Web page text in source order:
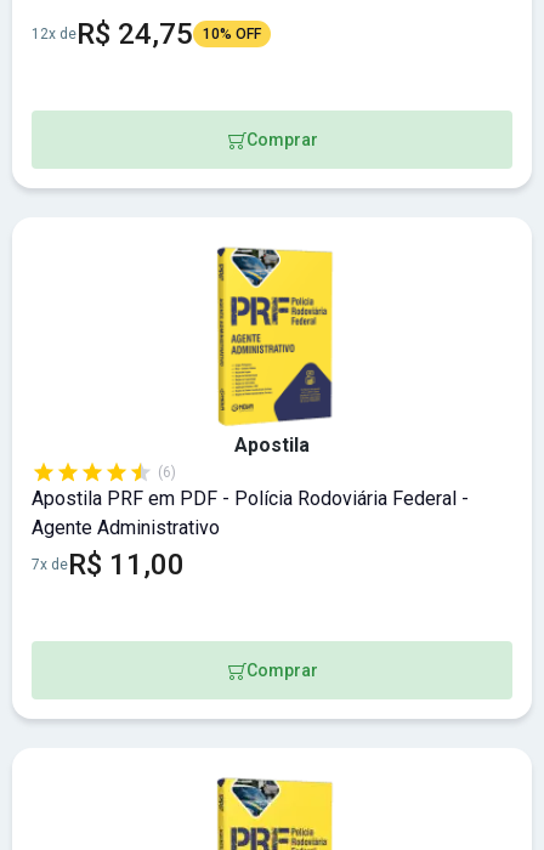
12x deR$ 24,75 10% OFF
Comprar
Apostila
(6)
Apostila PRF em PDF - Polícia Rodoviária Federal -
Agente Administrativo
7x deR$ 11,00
Comprar